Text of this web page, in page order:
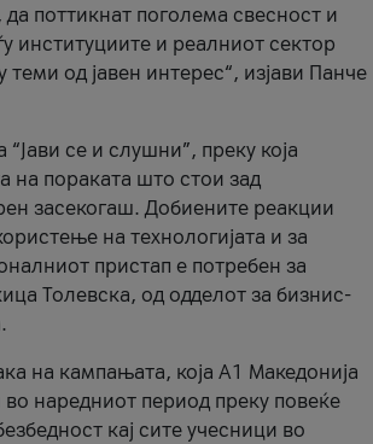
поттикнат поголема свесност и
институциите и реалниот сектор
од јавен интерес“, изјави Панче
се и слушни”, преку која
на пораката што стои зад
засекогаш. Добиените реакции
на технологијата и за
пристап е потребен за
Толевска, од одделот за бизнис-
на кампањата, која A1 Македонија
наредниот период преку повеќе
кај сите учесници во